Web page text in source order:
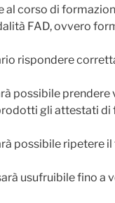
al corso di
FAD, ovvero
rispondere
possibile prendere
gli attestati
possibile ripetere
usufruibile fino a